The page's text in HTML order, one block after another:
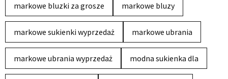
markowe bluzki za grosze markowe bluzy
markowe sukienki wyprzedaż markowe ubrania
markowe ubrania wyprzedaż modna sukienka dla